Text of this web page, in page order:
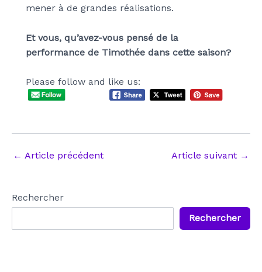
mener à de grandes réalisations.
Et vous, qu’avez-vous pensé de la
performance de Timothée dans cette saison?
Please follow and like us:
Navigation
← Article précédent Article suivant →
Rechercher
Rechercher